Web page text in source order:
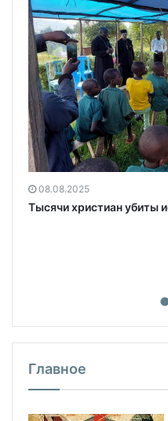
08.08.2025
Тысячи христиан убиты
Главное